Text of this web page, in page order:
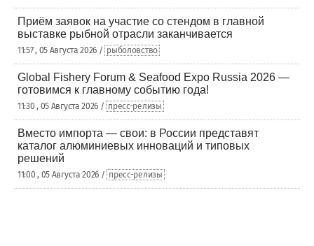
Приём заявок на участие со стендом в главной
выставке рыбной отрасли заканчивается
11:57 , 05 Августа 2026 / рыболовство
Global Fishery Forum & Seafood Expo Russia 2026 —
готовимся к главному событию года!
11:30 , 05 Августа 2026 / пресс-релизы
Вместо импорта — свои: в России представят
каталог алюминиевых инноваций и типовых
решений
11:00 , 05 Августа 2026 / пресс-релизы